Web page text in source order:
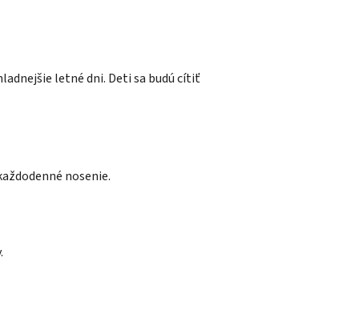
letné dni. Deti sa budú cítiť
nosenie.